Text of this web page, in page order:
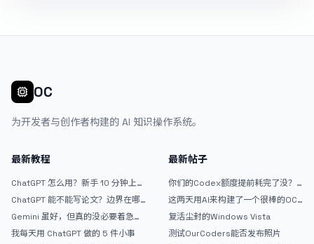
OC
为开发者与创作者构建的 AI 知识操作系统。
最新教程
ChatGPT 怎么用？新手 10 分钟上手
ChatGPT 能不能写论文？边界在哪
Gemini 虽好，但真的没必要着急放
弃 ChatGPT
我每天用 ChatGPT 做的 5 件小事
最新帖子
你们的Codex额度提前耗完了没？
戒断反应如何？
这两天用AI来构建了一个很棒的OC
论坛精华区
复活尘封的Windows Vista
测试OurCoders能否发布照片